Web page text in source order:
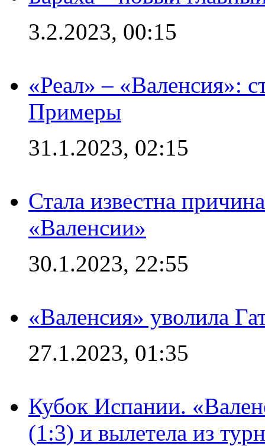
3.2.2023, 00:15
«Реал» – «Валенсия»:
Примеры
31.1.2023, 02:15
Стала известна
«Валенсии»
30.1.2023, 22:55
«Валенсия» уволила
27.1.2023, 01:35
Кубок Испании.
(1:3) и вылетела из